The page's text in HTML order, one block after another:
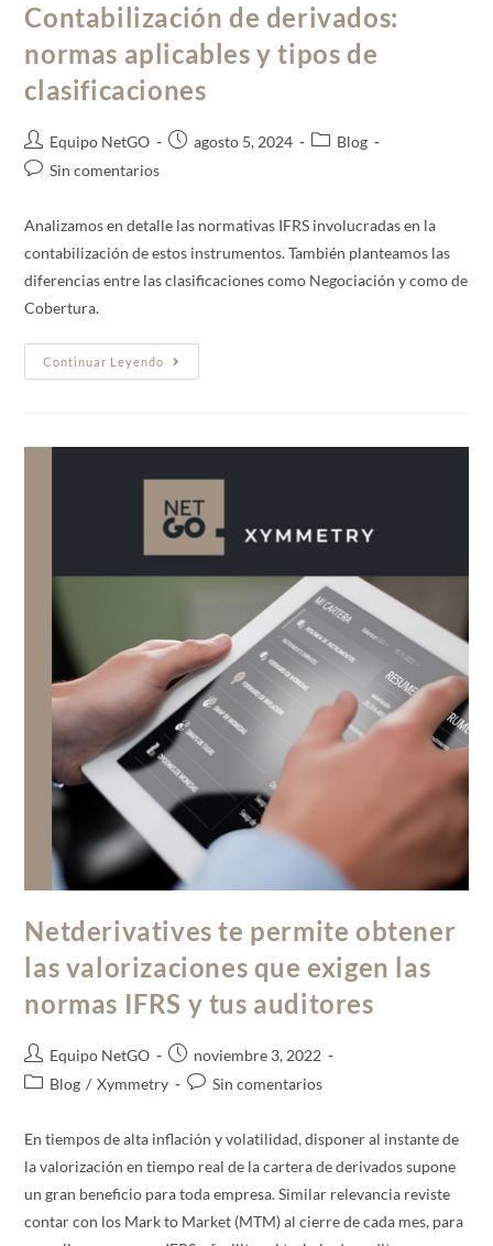
Contabilización de derivados:
normas aplicables y tipos de
clasificaciones
Equipo NetGO agosto 5, 2024
Blog
Sin comentarios
Analizamos en detalle las normativas IFRS involucradas en la
contabilización de estos instrumentos. También planteamos las
diferencias entre las clasificaciones como Negociación y como de
Cobertura.
Continuar Leyendo
Netderivatives te permite obtener
las valorizaciones que exigen las
normas IFRS y tus auditores
Equipo NetGO
noviembre 3, 2022
Blog / Xymmetry Sin comentarios
En tiempos de alta inflación y volatilidad, disponer al instante de
la valorización en tiempo real de la cartera de derivados supone
un gran beneficio para toda empresa. Similar relevancia reviste
contar con los Mark to Market (MTM) al cierre de cada mes, para